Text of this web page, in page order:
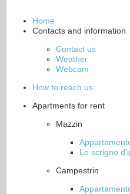
Home
Contacts and information
Contact us
Weather
Webcam
How to reach us
Apartments for rent
Mazzin
Lo scrigno
Campestrin